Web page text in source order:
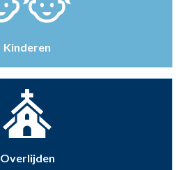
Kinderen
Overlijden